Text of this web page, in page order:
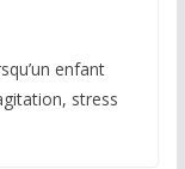
enfant
stress